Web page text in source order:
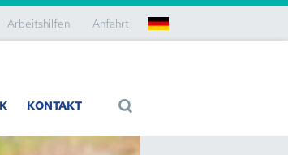
Arbeitshilfen Anfahrt de
KONTAKT